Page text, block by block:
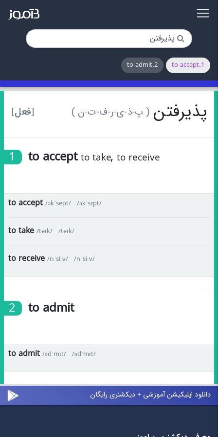
1.to accept
2.to admit
[فعل] پذیرفتن ( پ-ذ-ی-ر-ف-ت-ن )
1 to accept to take
, to receive
to accept /əkˈsept/ /əkˈsɛpt/
to take /teɪk/ /teɪk/
to receive /rɪˈsiːv/ /rɪˈsiːv/
2 to admit
to admit /ədˈmɪt/ /ədˈmɪt/
دانلود اپلیکیشن آموزشی + دیکشنری رایگان